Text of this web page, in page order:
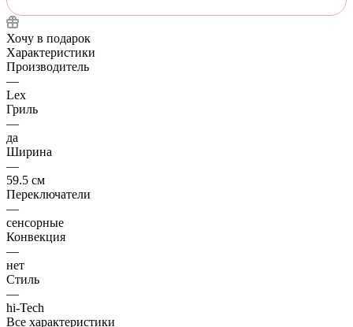
Хочу в подарок
Характеристики
Производитель
—
Lex
Гриль
—
да
Ширина
—
59.5 см
Переключатели
—
сенсорные
Конвекция
—
нет
Стиль
—
hi-Tech
Все характеристики